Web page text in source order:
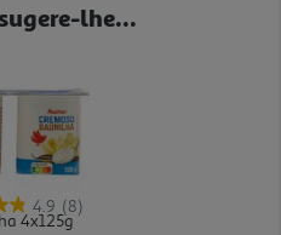
lhe...
4.9 (8)
4x125g